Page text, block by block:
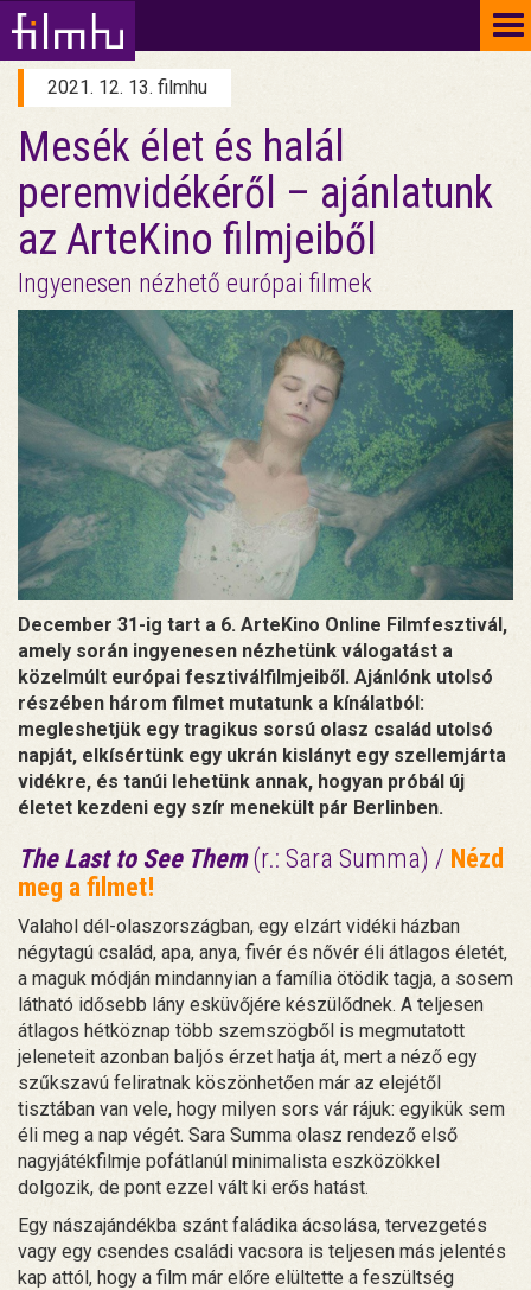
2021. 12. 13. filmhu
Mesék élet és halál
peremvidékéről – ajánlatunk
az ArteKino filmjeiből
Ingyenesen nézhető európai filmek
December 31-ig tart a 6. ArteKino Online Filmfesztivál,
amely során ingyenesen nézhetünk válogatást a
közelmúlt európai fesztiválfilmjeiből. Ajánlónk utolsó
részében három filmet mutatunk a kínálatból:
megleshetjük egy tragikus sorsú olasz család utolsó
napját, elkísértünk egy ukrán kislányt egy szellemjárta
vidékre, és tanúi lehetünk annak, hogyan próbál új
életet kezdeni egy szír menekült pár Berlinben.
The Last to See Them(r.: Sara Summa) / Nézd
meg a filmet!
Valahol dél-olaszországban, egy elzárt vidéki házban
négytagú család, apa, anya, fivér és nővér éli átlagos életét,
a maguk módján mindannyian a família ötödik tagja, a sosem
látható idősebb lány esküvőjére készülődnek. A teljesen
átlagos hétköznap több szemszögből is megmutatott
jeleneteit azonban baljós érzet hatja át, mert a néző egy
szűkszavú feliratnak köszönhetően már az elejétől
tisztában van vele, hogy milyen sors vár rájuk: egyikük sem
éli meg a nap végét. Sara Summa olasz rendező első
nagyjátékfilmje pofátlanúl minimalista eszközökkel
dolgozik, de pont ezzel vált ki erős hatást.
Egy nászajándékba szánt faládika ácsolása, tervezgetés
vagy egy csendes családi vacsora is teljesen más jelentés
kap attól, hogy a film már előre elültette a feszültség